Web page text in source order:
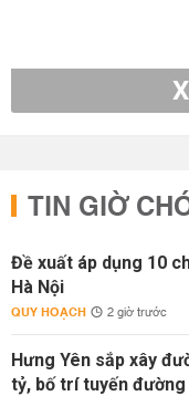
TIN GIỜ
Đề xuất áp dụng 10
Hà Nội
QUY HOẠCH 2 giờ trước
Hưng Yên sắp xây
tỷ, bố trí tuyến